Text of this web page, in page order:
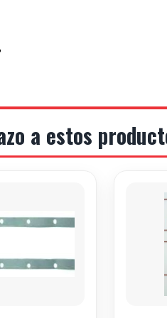
a estos